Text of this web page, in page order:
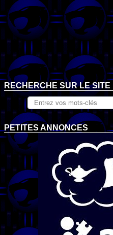
RECHERCHE SUR LE SITE
PETITES ANNONCES